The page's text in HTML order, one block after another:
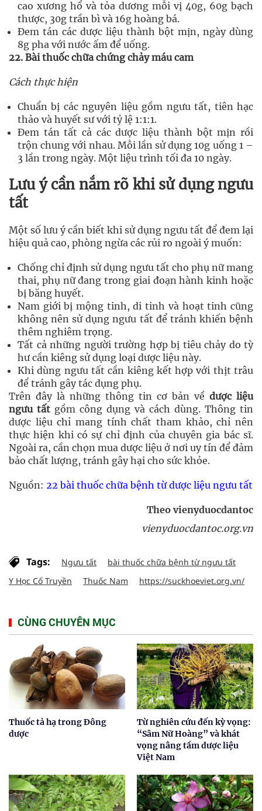
cao xương hổ và tỏa dương mỗi vị 40g, 60g bạch
thược, 30g trần bì và 16g hoàng bá.
Đem tán các dược liệu thành bột mịn, ngày dùng
8g pha với nước ấm để uống.
22. Bài thuốc chữa chứng chảy máu cam
Cách thực hiện
Chuẩn bị các nguyên liệu gồm ngưu tất, tiên hạc
thảo và huyết sư với tỷ lệ 1:1:1.
Đem tán tất cả các dược liệu thành bột mịn rồi
trộn chung với nhau. Mỗi lần sử dụng 10g uống 1 –
3 lần trong ngày. Một liệu trình tối đa 10 ngày.
Lưu ý cần nắm rõ khi sử dụng ngưu
tất
Một số lưu ý cần biết khi sử dụng ngưu tất để đem lại
hiệu quả cao, phòng ngừa các rủi ro ngoài ý muốn:
Chống chỉ định sử dụng ngưu tất cho phụ nữ mang
thai, phụ nữ đang trong giai đoạn hành kinh hoặc
bị băng huyết.
Nam giới bị mộng tinh, di tinh và hoạt tinh cũng
không nên sử dụng ngưu tất để tránh khiến bệnh
thêm nghiêm trọng.
Tất cả những người trường hợp bị tiêu chảy do tỳ
hư cần kiêng sử dụng loại dược liệu này.
Khi dùng ngưu tất cần kiêng kết hợp với thịt trâu
để tránh gây tác dụng phụ.
Trên đây là những thông tin cơ bản về dược liệu
ngưu tất gồm công dụng và cách dùng. Thông tin
dược liệu chỉ mang tính chất tham khảo, chỉ nên
thực hiện khi có sự chỉ định của chuyên gia bác sĩ.
Ngoài ra, cần chọn mua dược liệu ở nơi uy tín để đảm
bảo chất lượng, tránh gây hại cho sức khỏe.
Nguồn: 22 bài thuốc chữa bệnh từ dược liệu ngưu tất
Theo vienyduocdantoc
vienyduocdantoc.org.vn
Tags: Ngưu tất
bài thuốc chữa bệnh từ ngưu tất
Y Học Cổ Truyền
Thuốc Nam https://suckhoeviet.org.vn/
CÙNG CHUYÊN MỤC
Thuốc tả hạ trong Đông
dược
Từ nghiên cứu đến kỳ vọng:
“Sâm Nữ Hoàng” và khát
vọng nâng tầm dược liệu
Việt Nam